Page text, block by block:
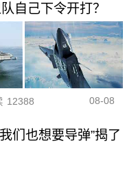
自己下令开打？
12388 08-08
们也想要导弹”揭了